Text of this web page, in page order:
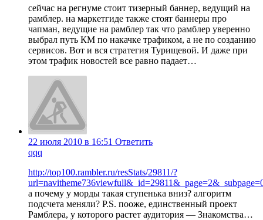
сейчас на регнуме стоит тизерный баннер, ведущий на
рамблер. на маркетгиде также стоят баннеры про
чапман, ведущие на рамблер так что рамблер уверенно
выбрал путь КМ по накачке трафиком, а не по созданию
сервисов. Вот и вся стратегия Турищевой. И даже при
этом трафик новостей все равно падает…
22 июля 2010 в 16:51 Ответить
qqq
http://top100.rambler.ru/resStats/29811/?
а почему у морды такая ступенька вниз? алгоритм
подсчета меняли? P.S. пооже, единственный проект
Рамблера, у которого растет аудитория — Знакомства…